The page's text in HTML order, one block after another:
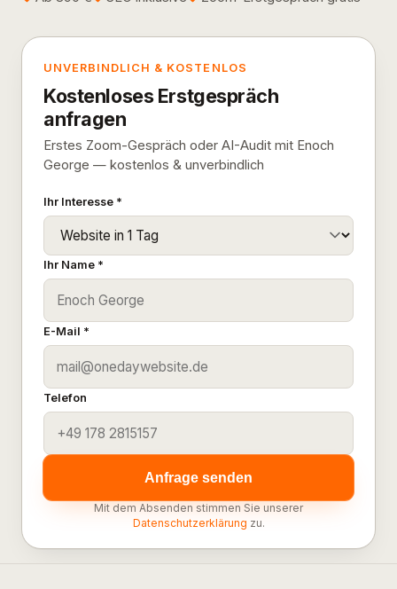
UNVERBINDLICH & KOSTENLOS
Kostenloses Erstgespräch
anfragen
Erstes Zoom-Gespräch oder AI-Audit mit Enoch
George — kostenlos & unverbindlich
Ihr Interesse *
Ihr Name *
E-Mail *
Telefon
Anfrage senden
Mit dem Absenden stimmen Sie unserer
Datenschutzerklärung zu.